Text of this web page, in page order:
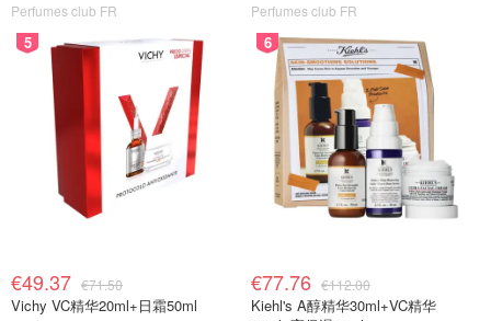
Perfumes club FR Perfumes club FR
5
€49.37 €71.50
Vichy VC精华20ml+日霜50ml
6
€77.76 €112.00
Kiehl's A醇精华30ml+VC精华